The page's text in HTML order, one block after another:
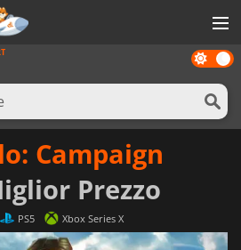
Dark
mode
Campaign
Prezzo
PS5 Xbox Series X